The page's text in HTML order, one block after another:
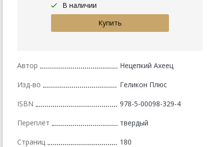
В наличии
Автор Нецепкий Ахеец
Изд-во Геликон Плюс
ISBN 978-5-00098-329-4
Переплёт твердый
Страниц 180